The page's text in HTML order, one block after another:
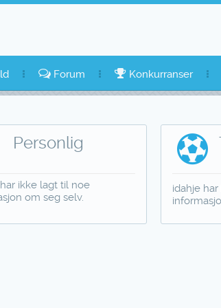
Forum Konkurranser
Personlig
ikke lagt til noe
om seg selv.
idahje